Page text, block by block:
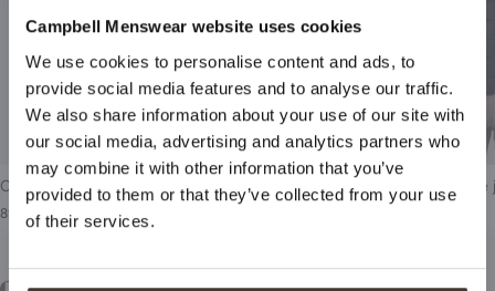
Campbell Menswear website uses cookies
We use cookies to personalise content and ads, to
provide social media features and to analyse our traffic.
We also share information about your use of our site with
our social media, advertising and analytics partners who
may combine it with other information that you’ve
provided to them or that they’ve collected from your use
of their services.
Campbell Schipperstrui
89,99
Campbell Gewatteerde
Bleiben Sie auf dem
Laufenden
Wenn Sie sich für den Newsletter von Campbell
Menswear anmelden, werden Sie als Erster über neue
Kollektionen, Sonderangebote und vieles mehr